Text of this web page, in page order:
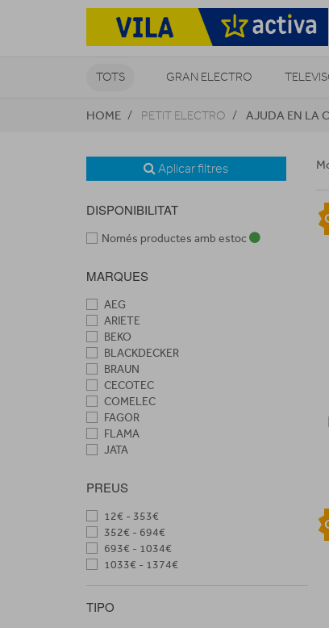
TOTS GRAN ELECTRO
CLIMATITZACIÓ I CALEFACCIÓ
HOME PETIT ELECTRO AJUDA EN LA
Aplicar filtres
DISPONIBILITAT
Només productes amb estoc
MARQUES
AEG
ARIETE
BEKO
BLACKDECKER
BRAUN
CECOTEC
COMELEC
FAGOR
FLAMA
JATA
KUKEN
MOULINEX
MXONDA
NINJA
NUTRIBULLET
PHILIPS
PREUS
12€ - 353€
352€ - 694€
693€ - 1034€
1033€ - 1374€
TIPO